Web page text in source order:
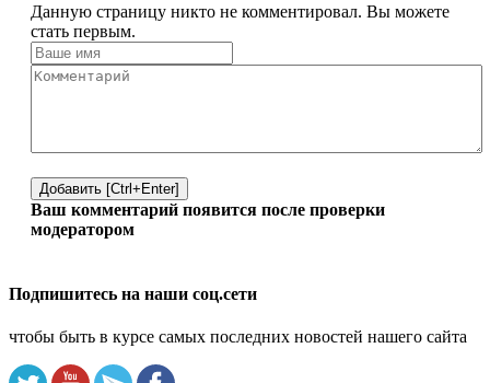
Данную страницу никто не комментировал. Вы можете
стать первым.
Добавить [Ctrl+Enter]
Ваш комментарий появится после проверки
модератором
Подпишитесь на наши соц.сети
чтобы быть в курсе самых последних новостей нашего сайта